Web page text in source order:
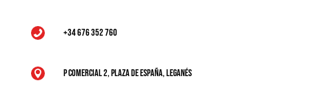
 +34 676 352 760
 P Comercial 2, Plaza de España, Leganés